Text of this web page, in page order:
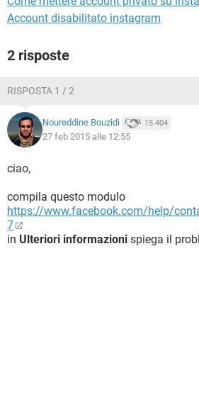
Account disabilitato instagram
2 risposte
RISPOSTA 1 / 2
Noureddine Bouzidi 15.404
27 feb 2015 alle 12:55
ciao,
compila questo modulo
https://www.facebook.com/help/
7
in Ulteriori informazioni spiega il